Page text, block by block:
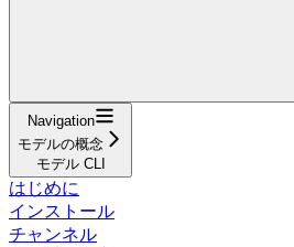
Navigation
モデルの概念
モデル CLI
はじめに
インストール
チャンネル